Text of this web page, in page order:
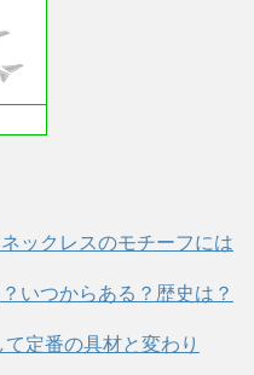
ックレスのモチーフには
いつからある？歴史は？
定番の具材と変わり